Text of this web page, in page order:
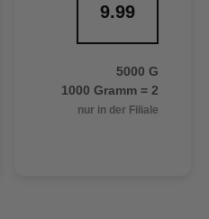
9.99
5000 G
1000 Gramm = 2
nur in der Filiale